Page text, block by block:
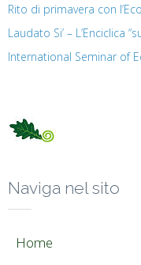
Rito di primavera con
Laudato Si’ – L’Enciclica
International Seminar of
Naviga nel sito
Home